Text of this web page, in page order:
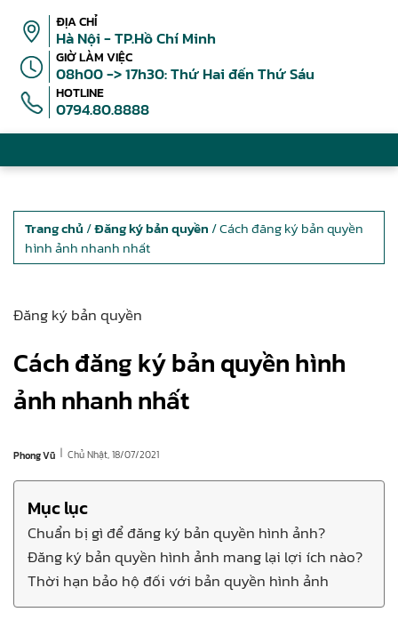
ĐỊA CHỈ
Hà Nội - TP.Hồ Chí Minh
GIỜ LÀM VIỆC
08h00 -> 17h30: Thứ Hai đến Thứ Sáu
HOTLINE
0794.80.8888
Trang chủ /Đăng ký bản quyền / Cách đăng ký bản quyền
hình ảnh nhanh nhất
Đăng ký bản quyền
Cách đăng ký bản quyền hình
ảnh nhanh nhất
Phong Vũ | Chủ Nhật, 18/07/2021
Mục lục
Chuẩn bị gì để đăng ký bản quyền hình ảnh?
Đăng ký bản quyền hình ảnh mang lại lợi ích nào?
Thời hạn bảo hộ đối với bản quyền hình ảnh